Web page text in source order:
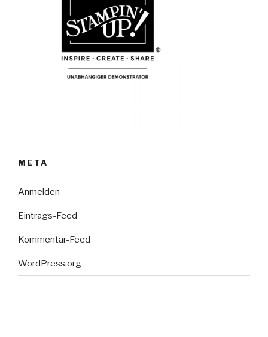
META
Anmelden
Eintrags-Feed
Kommentar-Feed
WordPress.org